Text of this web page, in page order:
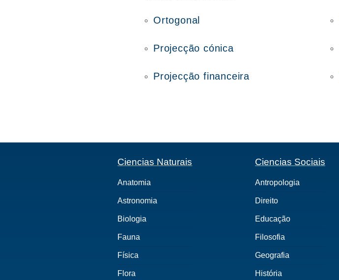
Ortogonal
Projecção cónica
Projecção financeira
Ciencias Naturais
Anatomia
Astronomia
Biologia
Fauna
Física
Flora
Ciencias Sociais
Antropologia
Direito
Educação
Filosofia
Geografia
História